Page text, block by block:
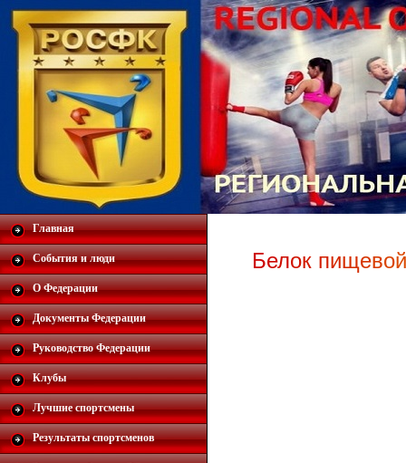
Главная
События и люди
О Федерации
Документы Федерации
Руководство Федерации
Клубы
Лучшие спортсмены
Результаты спортсменов
Белок пищевой